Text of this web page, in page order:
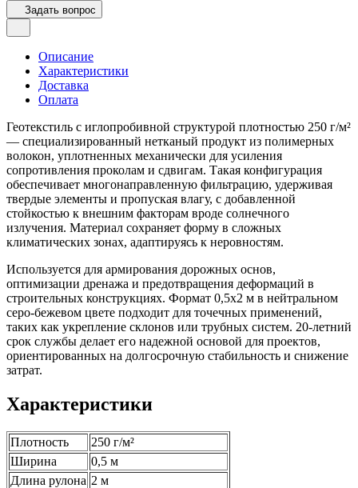
Задать вопрос
Описание
Характеристики
Доставка
Оплата
Геотекстиль с иглопробивной структурой плотностью 250 г/м²
— специализированный нетканый продукт из полимерных
волокон, уплотненных механически для усиления
сопротивления проколам и сдвигам. Такая конфигурация
обеспечивает многонаправленную фильтрацию, удерживая
твердые элементы и пропуская влагу, с добавленной
стойкостью к внешним факторам вроде солнечного
излучения. Материал сохраняет форму в сложных
климатических зонах, адаптируясь к неровностям.
Используется для армирования дорожных основ,
оптимизации дренажа и предотвращения деформаций в
строительных конструкциях. Формат 0,5x2 м в нейтральном
серо-бежевом цвете подходит для точечных применений,
таких как укрепление склонов или трубных систем. 20-летний
срок службы делает его надежной основой для проектов,
ориентированных на долгосрочную стабильность и снижение
затрат.
Характеристики
Плотность
250 г/м²
Ширина
0,5 м
Длина рулона 2 м